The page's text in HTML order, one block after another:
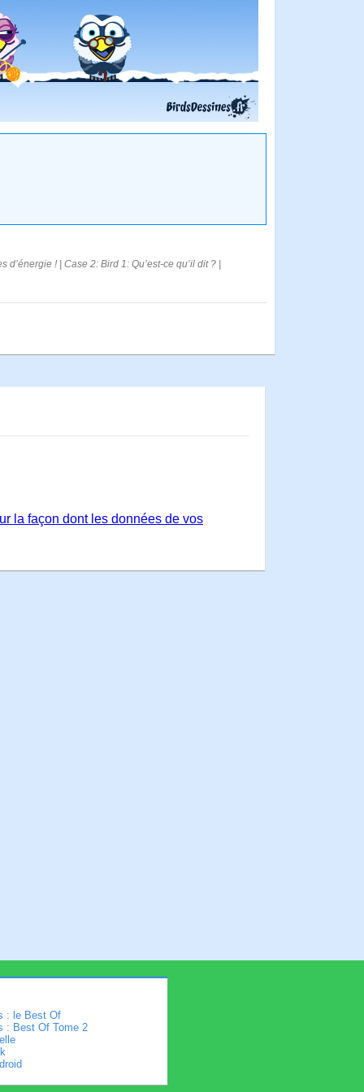
! | Case 2: Bird 1: Qu’est-ce qu’il dit ? |
la façon dont les données de vos
: le Best Of
: Best Of Tome 2